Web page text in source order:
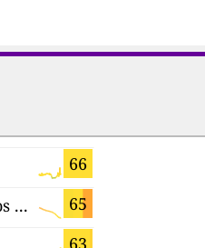
66
65
Territorios Palestinos
63